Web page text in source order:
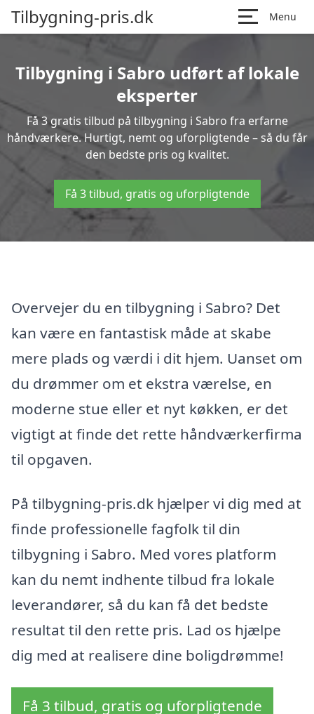
Tilbygning-pris.dk Menu
Tilbygning i Sabro udført af lokale
eksperter
Få 3 gratis tilbud på tilbygning i Sabro fra erfarne
håndværkere. Hurtigt, nemt og uforpligtende – så du får
den bedste pris og kvalitet.
Få 3 tilbud, gratis og uforpligtende
Overvejer du en tilbygning i Sabro? Det
kan være en fantastisk måde at skabe
mere plads og værdi i dit hjem. Uanset om
du drømmer om et ekstra værelse, en
moderne stue eller et nyt køkken, er det
vigtigt at finde det rette håndværkerfirma
til opgaven.
På tilbygning-pris.dk hjælper vi dig med at
finde professionelle fagfolk til din
tilbygning i Sabro. Med vores platform
kan du nemt indhente tilbud fra lokale
leverandører, så du kan få det bedste
resultat til den rette pris. Lad os hjælpe
dig med at realisere dine boligdrømme!
Få 3 tilbud, gratis og uforpligtende